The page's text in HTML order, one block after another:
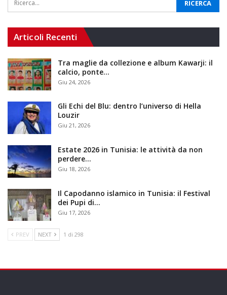
Articoli Recenti
Tra maglie da collezione e album Kawarji: il
calcio, ponte…
Giu 24, 2026
Gli Echi del Blu: dentro l’universo di Hella
Louzir
Giu 21, 2026
Estate 2026 in Tunisia: le attività da non
perdere…
Giu 18, 2026
Il Capodanno islamico in Tunisia: il Festival
dei Pupi di…
Giu 17, 2026
PREV NEXT 1 di 298